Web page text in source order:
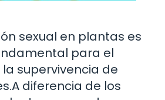
sexual en plantas es
para el
supervivencia de
diferencia de los